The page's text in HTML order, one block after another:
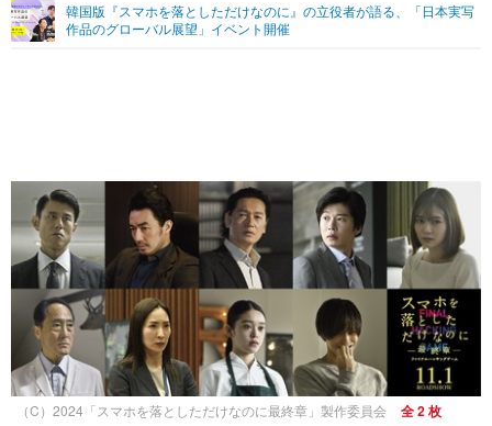
ショッピング その他
韓国版『スマホを落としただけなのに』の立役者が語る、「日本実写
作品のグローバル展望」イベント開催
（C）2024「スマホを落としただけなのに最終章」製作委員会 全 2 枚